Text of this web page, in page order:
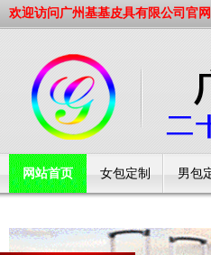
欢迎访问广州基基皮具有限公司官网
网站首页 女包定制 男包